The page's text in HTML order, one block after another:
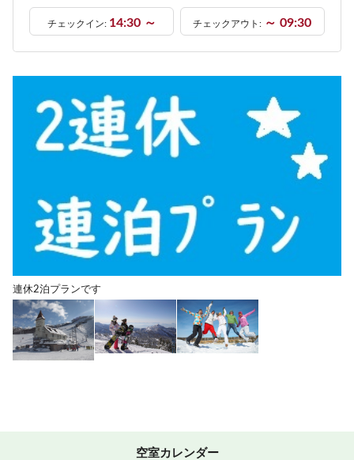
チェックイン: 14:30 ～ チェックアウト: ～ 09:30
連休2泊プランです
空室カレンダー